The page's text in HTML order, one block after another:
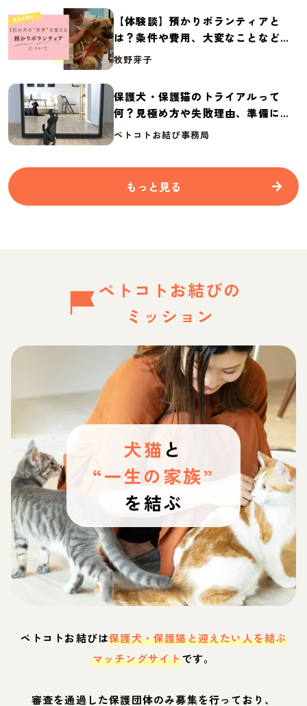
【体験談】預かりボランティアと
は？条件や費用、大変なことなど紹
介
牧野芽子
保護犬・保護猫のトライアルって
何？見極め方や失敗理由、準備に必
要なものを紹介
ペトコトお結び事務局
もっと見る
ペトコトお結びの
ミッション
犬猫 と
“一生の家族”
を結ぶ
ペトコトお結びは保護犬・保護猫と迎えたい人を結ぶ
マッチングサイトです。
審査を通過した保護団体のみ募集を行っており、